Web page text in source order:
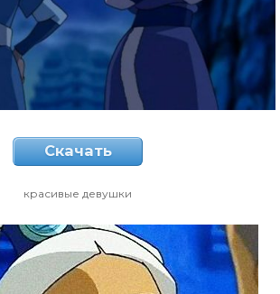
Скачать
красивые девушки